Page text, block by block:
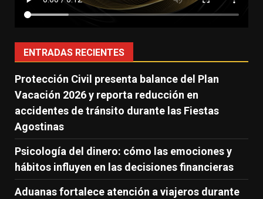
ENTRADAS RECIENTES
Protección Civil presenta balance del Plan
Vacación 2026 y reporta reducción en
accidentes de tránsito durante las Fiestas
Agostinas
Psicología del dinero: cómo las emociones y
hábitos influyen en las decisiones financieras
Aduanas fortalece atención a viajeros durante